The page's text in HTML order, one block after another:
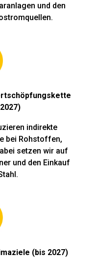
und den
indirekte
bei Rohstoffen,
setzen wir auf
und den Einkauf
(bis 2027)